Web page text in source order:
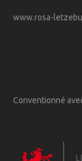
www.rosa-
Conventionné